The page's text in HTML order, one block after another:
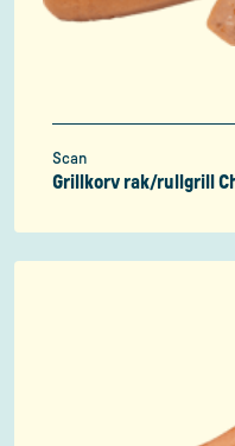
Scan
Grillkorv rak/rullgrill